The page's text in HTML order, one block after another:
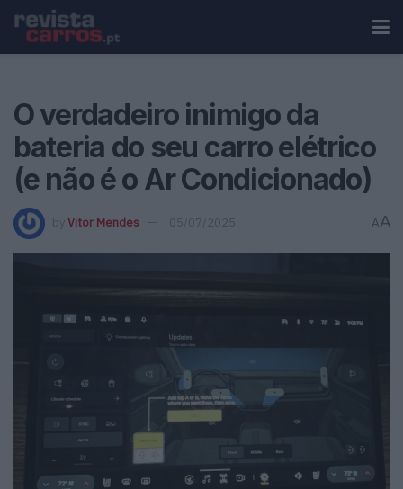
O verdadeiro inimigo da
bateria do seu carro elétrico
(e não é o Ar Condicionado)
by Vitor Mendes 05/07/2025 AA